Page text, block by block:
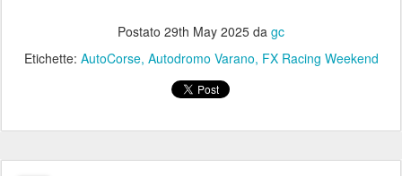
Postato 29th May 2025 da gc
Etichette: AutoCorse Autodromo Varano FX Racing Weekend